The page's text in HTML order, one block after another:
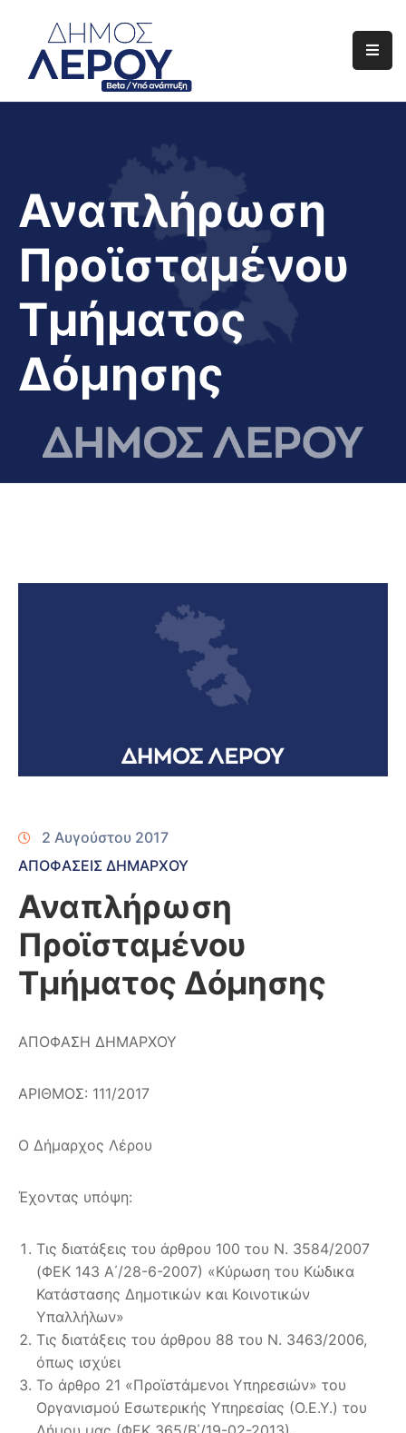
Αρχική
Διαφάνεια
Νησί
Μας
Έργα
Αναπλήρωση
Προϊσταμένου
Τμήματος
Δόμησης
2 Αυγούστου 2017
ΑΠΟΦΑΣΕΙΣ ΔΗΜΑΡΧΟΥ
Αναπλήρωση
Προϊσταμένου
Τμήματος Δόμησης
ΑΠΟΦΑΣΗ ΔΗΜΑΡΧΟΥ
ΑΡΙΘΜΟΣ: 111/2017
Ο Δήμαρχος Λέρου
Έχοντας υπόψη:
Τις διατάξεις του άρθρου 100 του Ν. 3584/2007
(ΦΕΚ 143 Α΄/28-6-2007) «Κύρωση του Κώδικα
Κατάστασης Δημοτικών και Κοινοτικών
Υπαλλήλων»
Τις διατάξεις του άρθρου 88 του Ν. 3463/2006,
όπως ισχύει
Το άρθρο 21 «Προϊστάμενοι Υπηρεσιών» του
Οργανισμού Εσωτερικής Υπηρεσίας (Ο.Ε.Υ.) του